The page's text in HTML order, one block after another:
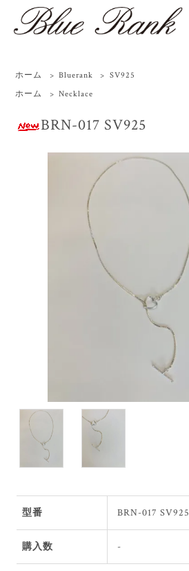
ホーム > Bluerank > SV925
ホーム
> Necklace
BRN-017 SV925
型番 BRN-017 SV925
購入数 -